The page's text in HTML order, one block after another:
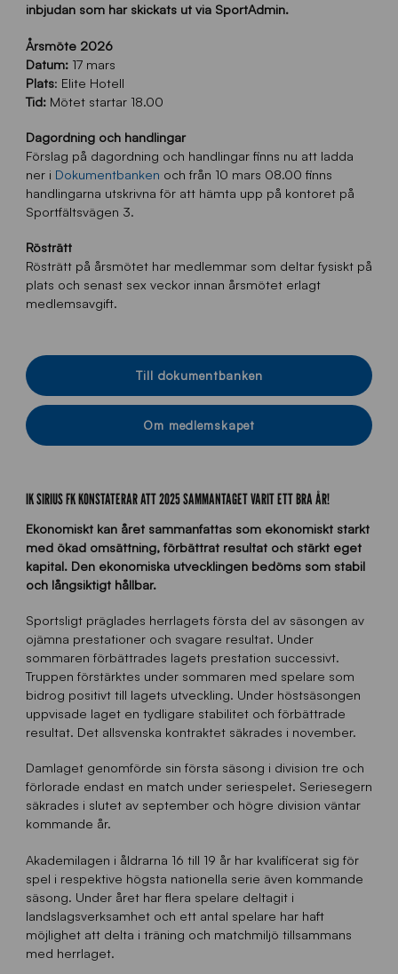
inbjudan som har skickats ut via SportAdmin.
Årsmöte 2026
Datum:17 mars
Plats: Elite Hotell
Tid:Mötet startar 18.00
Dagordning och handlingar
Förslag på dagordning och handlingar finns nu att ladda
ner i Dokumentbanken och från 10 mars 08.00 finns
handlingarna utskrivna för att hämta upp på kontoret på
Sportfältsvägen 3.
Rösträtt
Rösträtt på årsmötet har medlemmar som deltar fysiskt på
plats och senast sex veckor innan årsmötet erlagt
medlemsavgift.
Till dokumentbanken
Om medlemskapet
IK SIRIUS FK KONSTATERAR ATT 2025 SAMMANTAGET VARIT ETT BRA ÅR!
Ekonomiskt kan året sammanfattas som ekonomiskt starkt
med ökad omsättning, förbättrat resultat och stärkt eget
kapital. Den ekonomiska utvecklingen bedöms som stabil
och långsiktigt hållbar.
Sportsligt präglades herrlagets första del av säsongen av
ojämna prestationer och svagare resultat. Under
sommaren förbättrades lagets prestation successivt.
Truppen förstärktes under sommaren med spelare som
bidrog positivt till lagets utveckling. Under höstsäsongen
uppvisade laget en tydligare stabilitet och förbättrade
resultat. Det allsvenska kontraktet säkrades i november.
Damlaget genomförde sin första säsong i division tre och
förlorade endast en match under seriespelet. Seriesegern
säkrades i slutet av september och högre division väntar
kommande år.
Akademilagen i åldrarna 16 till 19 år har kvalificerat sig för
spel i respektive högsta nationella serie även kommande
säsong. Under året har flera spelare deltagit i
landslagsverksamhet och ett antal spelare har haft
möjlighet att delta i träning och matchmiljö tillsammans
med herrlaget.